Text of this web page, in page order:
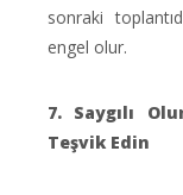
sonraki
engel olur.
7. Saygılı
Teşvik Edin